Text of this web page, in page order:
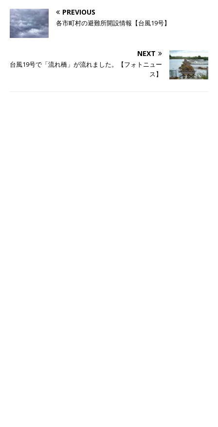
PREVIOUS
各市町村の避難所開設情報【台風19号】
NEXT
台風19号で「流れ橋」が流れました。【フォトニュー
ス】